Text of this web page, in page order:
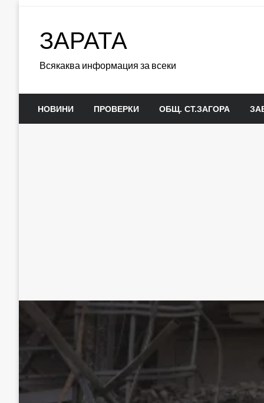
ЗАРАТА
Всякаква информация за всеки
НОВИНИ ПРОВЕРКИ ОБЩ. СТ.ЗАГОРА